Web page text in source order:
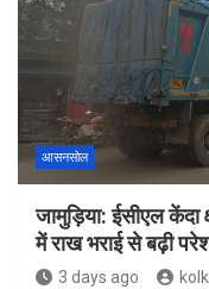
आसनसोल
जामुड़िया: ईसीएल केंदा
में राख भराई से बढ़ी
3 days ago